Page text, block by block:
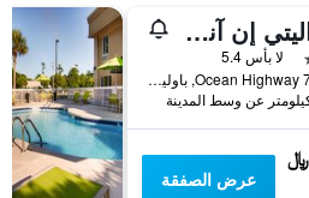
كواليتي إن آند سويتس باوليز أيلاند
لا بأس 5.4
7903 Ocean Highway, باوليس أيلاند, SC, الولايات المتحدة الأميريكية
عرض الصفقة